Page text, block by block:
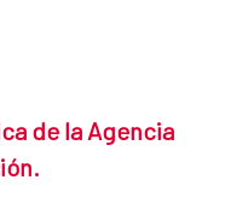
de la Agencia